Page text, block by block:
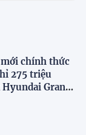
mới chính thức
275 triệu
Hyundai Grand